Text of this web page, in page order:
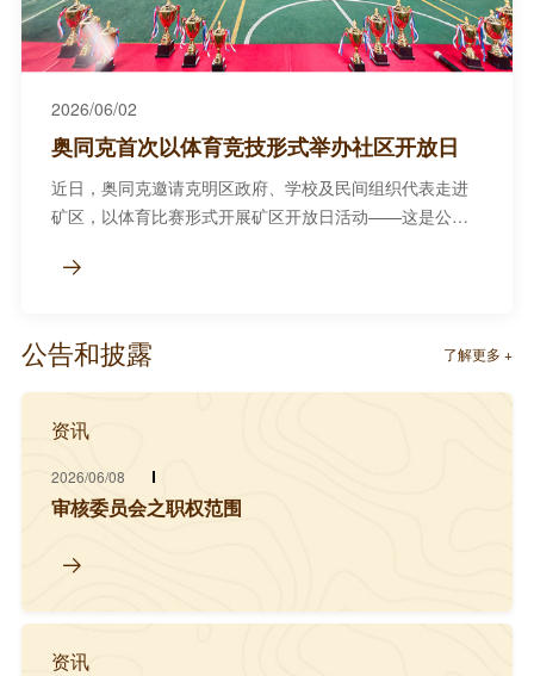
2026/06/02
奥同克首次以体育竞技形式举办社区开放日
近日，奥同克邀请克明区政府、学校及民间组织代表走进
矿区，以体育比赛形式开展矿区开放日活动——这是公司
上、棋盘上与企业员工同场交流。 来自公司、区政府、

公告和披露 了解更多 +
资讯
2026/06/08
审核委员会之职权范围

资讯